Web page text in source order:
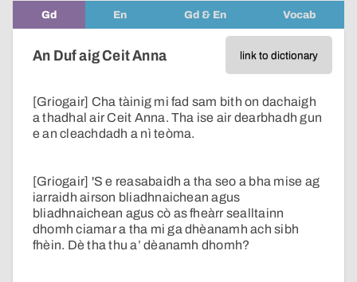
Gd En Gd & En Vocab
link to dictionary
An Duf aig Ceit Anna
[Griogair] Cha tàinig mi fad sam bith on dachaigh
a thadhal air Ceit Anna. Tha ise air dearbhadh gun
e an cleachdadh a nì teòma.
[Griogair] 'S e reasabaidh a tha seo a bha mise ag
iarraidh airson bliadhnaichean agus
bliadhnaichean agus cò as fheàrr sealltainn
dhomh ciamar a tha mi ga dhèanamh ach sibh
fhèin. Dè tha thu a’ dèanamh dhomh?